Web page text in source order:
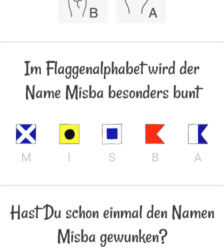
Im Flaggenalphabet wird der
Name Misba besonders bunt
M I S B A
Hast Du schon einmal den Namen
Misba gewunken?